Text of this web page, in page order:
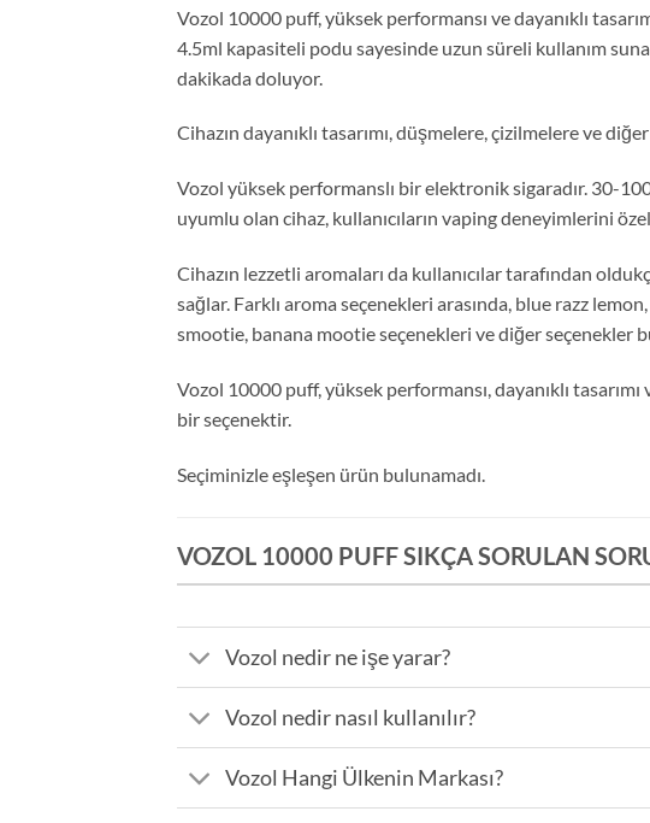
Vozol 10000 puff, yüksek performansı ve dayanıklı
4.5ml kapasiteli podu sayesinde uzun süreli kullanım
dakikada doluyor.
Cihazın dayanıklı tasarımı, düşmelere, çizilmelere ve
Vozol yüksek performanslı bir elektronik sigaradır. 30-
uyumlu olan cihaz, kullanıcıların vaping deneyimlerini
Cihazın lezzetli aromaları da kullanıcılar tarafından
sağlar. Farklı aroma seçenekleri arasında, blue razz
smootie, banana mootie seçenekleri ve diğer seçenekler
Vozol 10000 puff, yüksek performansı, dayanıklı
bir seçenektir.
Seçiminizle eşleşen ürün bulunamadı.
VOZOL 10000 PUFF SIKÇA SORULAN
Vozol nedir ne işe yarar?
Vozol nedir nasıl kullanılır?
Vozol Hangi Ülkenin Markası?